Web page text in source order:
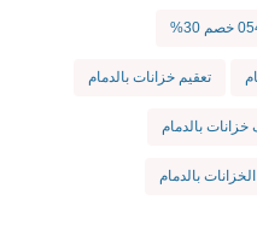
تعقيم خزانات بالدمام
بالدمام
بالدمام